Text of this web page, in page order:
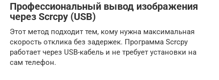
Профессиональный вывод изображения
через Scrcpy (USB)
Этот метод подходит тем, кому нужна максимальная
скорость отклика без задержек. Программа Scrcpy
работает через USB-кабель и не требует установки на
сам телефон.